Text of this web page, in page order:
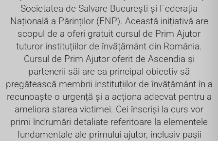
Societatea de Salvare București și Federația
Națională a Părinților (FNP). Această inițiativă are
scopul de a oferi gratuit cursul de Prim Ajutor
tuturor instituțiilor de învățământ din România.
Cursul de Prim Ajutor oferit de Ascendia și
partenerii săi are ca principal obiectiv să
pregătească membrii instituțiilor de învățământ în a
recunoaște o urgență și a acționa adecvat pentru a
ameliora starea victimei. Cei înscriși la curs vor
primi îndrumări detaliate referitoare la elementele
fundamentale ale primului ajutor, inclusiv pașii